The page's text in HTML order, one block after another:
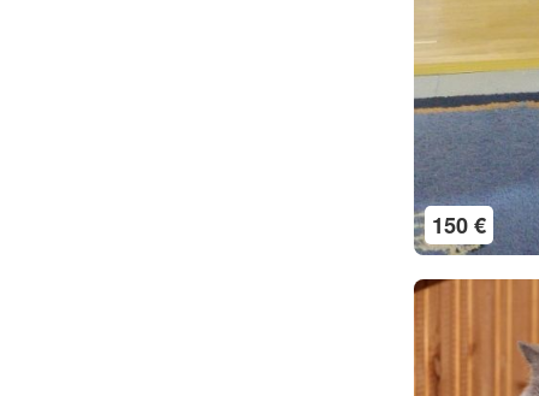
150 €